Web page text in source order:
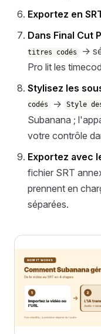
Exportez en
Dans Final Cut
titres codés
→
Pro lit les
Stylisez les
codés
→ Style
Subanana ;
votre contrôle
Exportez avec
fichier SRT
prennent en
séparées.